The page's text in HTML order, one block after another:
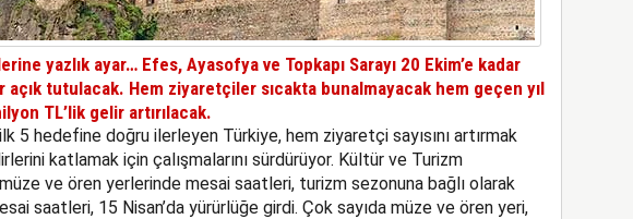
yazlık ayar… Efes, Ayasofya ve Topkapı Sarayı 20 Ekim’e kadar
açık tutulacak. Hem ziyaretçiler sıcakta bunalmayacak hem geçen yıl
TL’lik gelir artırılacak.
5 hedefine doğru ilerleyen Türkiye, hem ziyaretçi sayısını artırmak
katlamak için çalışmalarını sürdürüyor. Kültür ve Turizm
müze ve ören yerlerinde mesai saatleri, turizm sezonuna bağlı olarak
saatleri, 15 Nisan’da yürürlüğe girdi. Çok sayıda müze ve ören yeri,